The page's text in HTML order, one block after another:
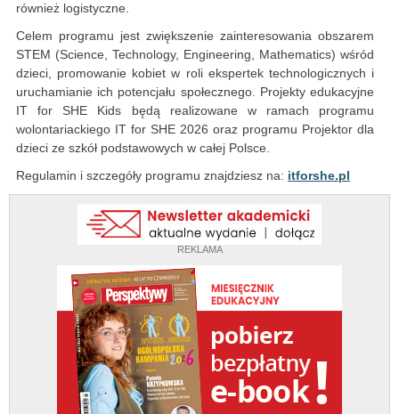
REKLAMA
również logistyczne.
Celem programu jest zwiększenie zainteresowania obszarem
STEM (Science, Technology, Engineering, Mathematics) wśród
dzieci, promowanie kobiet w roli ekspertek technologicznych i
uruchamianie ich potencjału społecznego. Projekty edukacyjne
IT for SHE Kids będą realizowane w ramach programu
wolontariackiego IT for SHE 2026 oraz programu Projektor dla
dzieci ze szkół podstawowych w całej Polsce.
Regulamin i szczegóły programu znajdziesz na: itforshe.pl